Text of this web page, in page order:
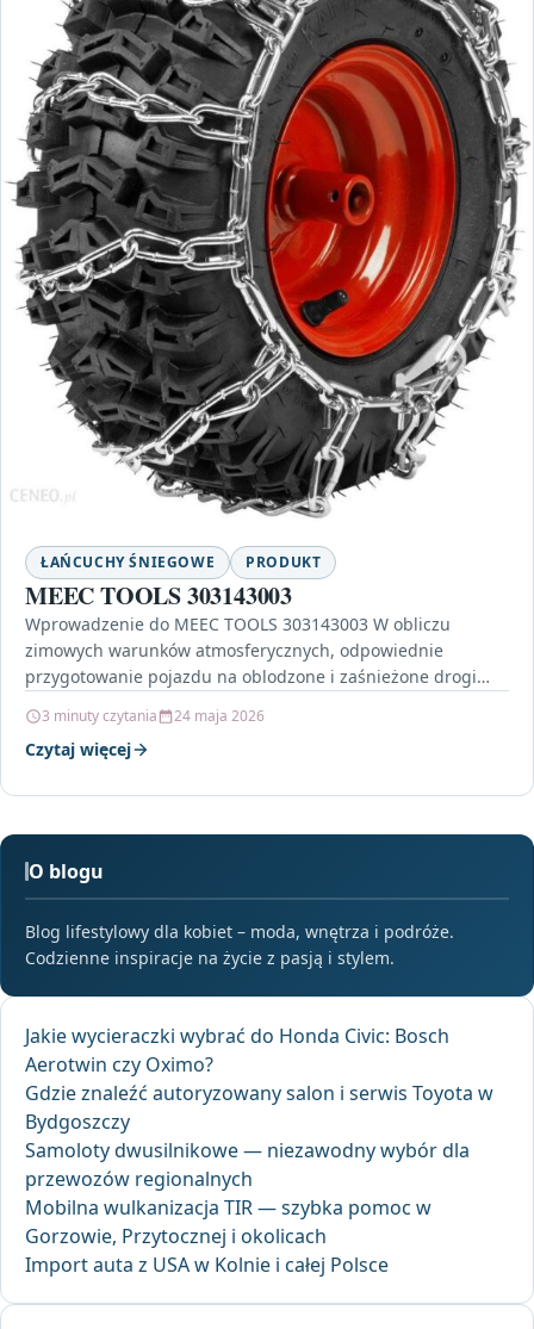
ŁAŃCUCHY ŚNIEGOWE PRODUKT
MEEC TOOLS 303143003
Wprowadzenie do MEEC TOOLS 303143003 W obliczu
zimowych warunków atmosferycznych, odpowiednie
przygotowanie pojazdu na oblodzone i zaśnieżone drogi
3 minuty czytania 24 maja 2026
Czytaj więcej
O blogu
Blog lifestylowy dla kobiet – moda, wnętrza i podróże.
Codzienne inspiracje na życie z pasją i stylem.
Jakie wycieraczki wybrać do Honda Civic: Bosch
Aerotwin czy Oximo?
Gdzie znaleźć autoryzowany salon i serwis Toyota w
Bydgoszczy
Samoloty dwusilnikowe — niezawodny wybór dla
przewozów regionalnych
Mobilna wulkanizacja TIR — szybka pomoc w
Gorzowie, Przytocznej i okolicach
Import auta z USA w Kolnie i całej Polsce